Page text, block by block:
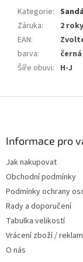
Kategorie:
Záruka:
2 roky
EAN:
barva:
černá
Šíře obuvi: H-J
Informace pro
Jak nakupovat
Obchodní podmínky
Podmínky ochrany
Rady a doporučení
Tabulka velikostí
Vrácení zboží /
O nás